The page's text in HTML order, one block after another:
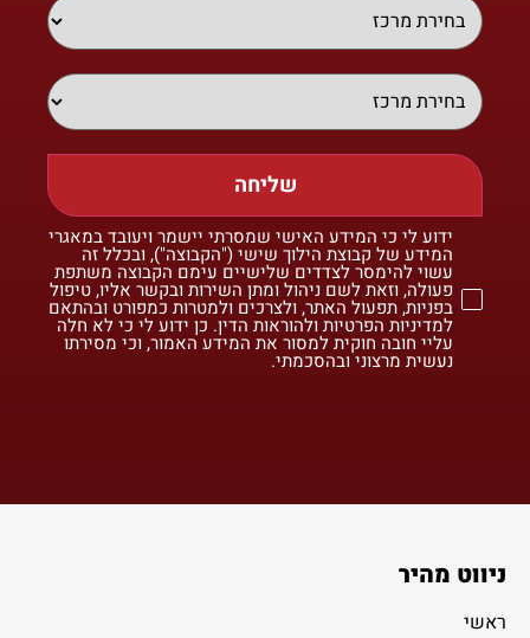
שליחה
ידוע לי כי המידע האישי שמסרתי יישמר ויעובד במאגרי
המידע של קבוצת הילוך שישי ("הקבוצה"), ובכלל זה
עשוי להימסר לצדדים שלישיים עימם הקבוצה משתפת
פעולה, וזאת לשם ניהול ומתן השירות ובקשר אליו, טיפול
בפניות, תפעול האתר, ולצרכים ולמטרות כמפורט ובהתאם
למדיניות הפרטיות ולהוראות הדין. כן ידוע לי כי לא חלה
עליי חובה חוקית למסור את המידע האמור, וכי מסירתו
נעשית מרצוני ובהסכמתי.
ניווט מהיר
ראשי